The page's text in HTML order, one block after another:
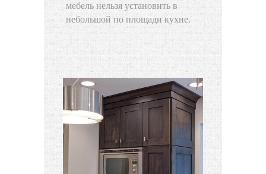
мебель нельзя установить в
небольшой по площади кухне.